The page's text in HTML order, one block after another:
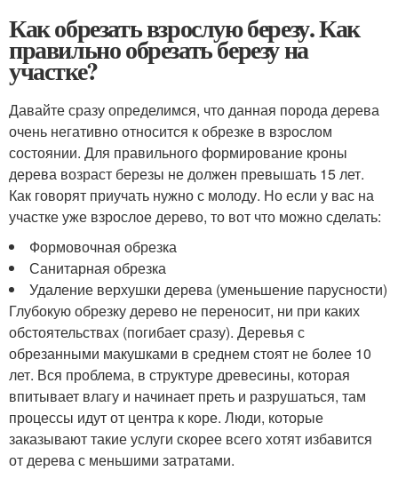
Как обрезать взрослую березу. Как
правильно обрезать березу на
участке?
Давайте сразу определимся, что данная порода дерева
очень негативно относится к обрезке в взрослом
состоянии. Для правильного формирование кроны
дерева возраст березы не должен превышать 15 лет.
Как говорят приучать нужно с молоду. Но если у вас на
участке уже взрослое дерево, то вот что можно сделать:
Формовочная обрезка
Санитарная обрезка
Удаление верхушки дерева (уменьшение парусности)
Глубокую обрезку дерево не переносит, ни при каких
обстоятельствах (погибает сразу). Деревья с
обрезанными макушками в среднем стоят не более 10
лет. Вся проблема, в структуре древесины, которая
впитывает влагу и начинает преть и разрушаться, там
процессы идут от центра к коре. Люди, которые
заказывают такие услуги скорее всего хотят избавится
от дерева с меньшими затратами.